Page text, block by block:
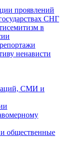
проявлений
СНГ
в
ненависти
СМИ и
общественные